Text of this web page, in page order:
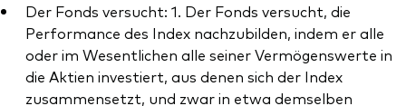
Der Fonds versucht: 1. Der Fonds versucht, die
Performance des Index nachzubilden, indem er alle
oder im Wesentlichen alle seiner Vermögenswerte in
die Aktien investiert, aus denen sich der Index
zusammensetzt, und zwar in etwa demselben